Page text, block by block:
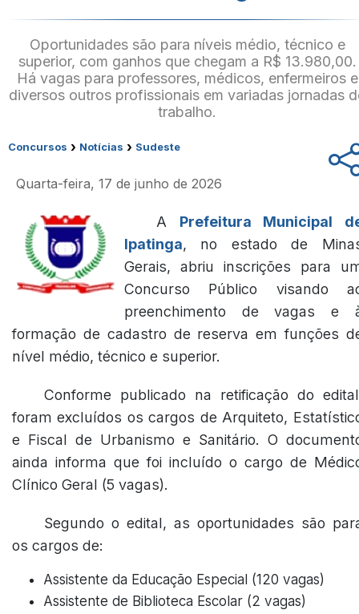
Oportunidades são para níveis médio, técnico e
superior, com ganhos que chegam a R$ 13.980,00.
Há vagas para professores, médicos, enfermeiros e
diversos outros profissionais em variadas jornadas
trabalho.
Concursos › Notícias › Sudeste
Quarta-feira, 17 de junho de 2026
A Prefeitura Municipal
Ipatinga, no estado de
Gerais, abriu inscrições para
Concurso Público visando
preenchimento de vagas e
formação de cadastro de reserva em funções
nível médio, técnico e superior.
Conforme publicado na retificação do
foram excluídos os cargos de Arquiteto,
e Fiscal de Urbanismo e Sanitário. O
ainda informa que foi incluído o cargo de
Clínico Geral (5 vagas).
Segundo o edital, as oportunidades são
os cargos de:
Assistente da Educação Especial (120 vagas)
Assistente de Biblioteca Escolar (2 vagas)